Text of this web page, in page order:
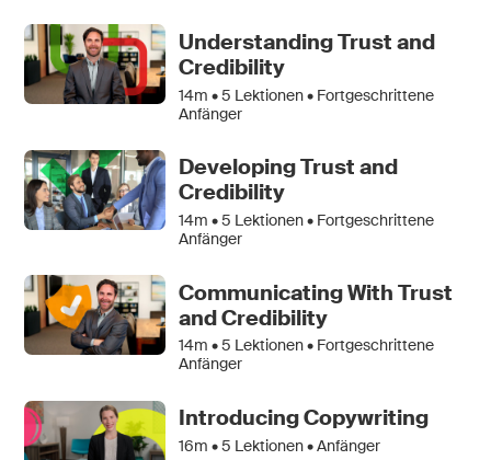
Understanding Trust and
Credibility
14m •5 Lektionen • Fortgeschrittene
Anfänger
Developing Trust and
Credibility
14m •5 Lektionen • Fortgeschrittene
Anfänger
Communicating With Trust
and Credibility
14m •5 Lektionen • Fortgeschrittene
Anfänger
Introducing Copywriting
16m •5 Lektionen • Anfänger